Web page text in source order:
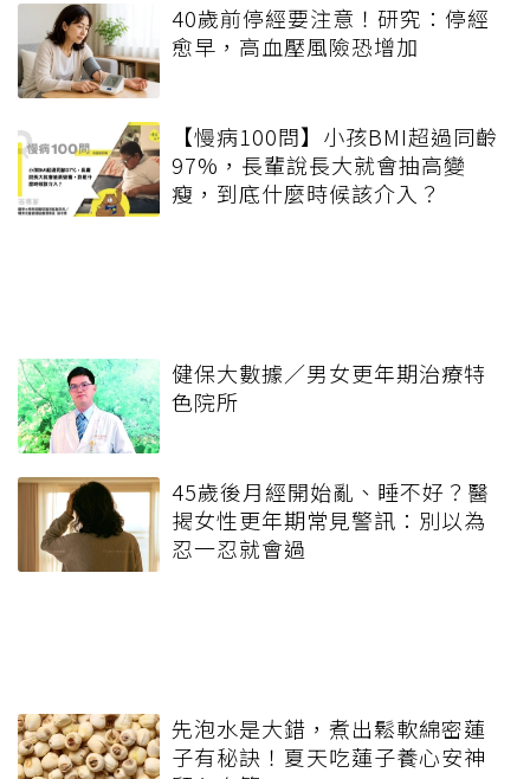
40歲前停經要注意！研究：停經
愈早，高血壓風險恐增加
【慢病100問】小孩BMI超過同齡
97%，長輩說長大就會抽高變
瘦，到底什麼時候該介入？
健保大數據／男女更年期治療特
色院所
45歲後月經開始亂、睡不好？醫
揭女性更年期常見警訊：別以為
忍一忍就會過
先泡水是大錯，煮出鬆軟綿密蓮
子有秘訣！夏天吃蓮子養心安神